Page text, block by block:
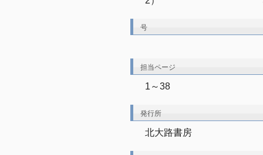
号
担当ページ
1～38
発行所
北大路書房